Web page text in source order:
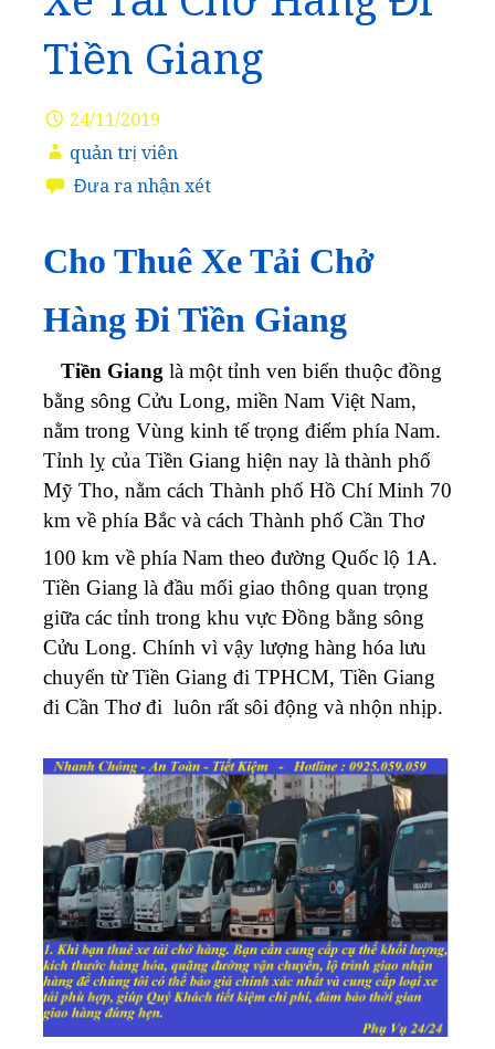
Tiền Giang
24/11/2019
quản trị viên
Đưa ra nhận xét
Cho Thuê Xe Tải Chở
Hàng Đi Tiền Giang
Tiền Giang là một tỉnh ven biển thuộc đồng
bằng sông Cửu Long, miền Nam Việt Nam,
nằm trong Vùng kinh tế trọng điểm phía Nam.
Tỉnh lỵ của Tiền Giang hiện nay là thành phố
Mỹ Tho, nằm cách Thành phố Hồ Chí Minh 70
km về phía Bắc và cách Thành phố Cần Thơ
100 km về phía Nam theo đường Quốc lộ 1A.
Tiền Giang là đầu mối giao thông quan trọng
giữa các tỉnh trong khu vực Đồng bằng sông
Cửu Long. Chính vì vậy lượng hàng hóa lưu
chuyển từ Tiền Giang đi TPHCM, Tiền Giang
đi Cần Thơ đi luôn rất sôi động và nhộn nhịp.